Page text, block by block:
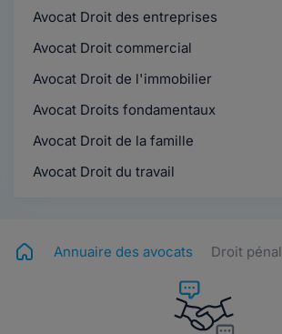
Avocat Droit des entreprises
Avocat Droit commercial
Avocat Droit de l'immobilier
Avocat Droits fondamentaux
Avocat Droit de la famille
Avocat Droit du travail
Annuaire des avocats Droit pénal